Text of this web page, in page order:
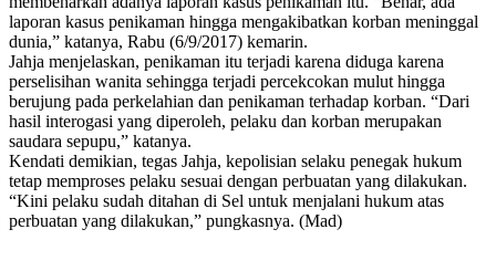
laporan kasus penikaman hingga mengakibatkan korban meninggal
dunia,” katanya, Rabu (6/9/2017) kemarin.
Jahja menjelaskan, penikaman itu terjadi karena diduga karena
perselisihan wanita sehingga terjadi percekcokan mulut hingga
berujung pada perkelahian dan penikaman terhadap korban. “Dari
hasil interogasi yang diperoleh, pelaku dan korban merupakan
saudara sepupu,” katanya.
Kendati demikian, tegas Jahja, kepolisian selaku penegak hukum
tetap memproses pelaku sesuai dengan perbuatan yang dilakukan.
“Kini pelaku sudah ditahan di Sel untuk menjalani hukum atas
perbuatan yang dilakukan,” pungkasnya. (Mad)